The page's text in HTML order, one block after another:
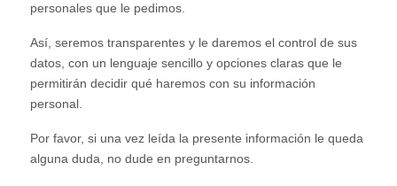
personales que le pedimos.
Así, seremos transparentes y le daremos el control de sus
datos, con un lenguaje sencillo y opciones claras que le
permitirán decidir qué haremos con su información
personal.
Por favor, si una vez leída la presente información le queda
alguna duda, no dude en preguntarnos.